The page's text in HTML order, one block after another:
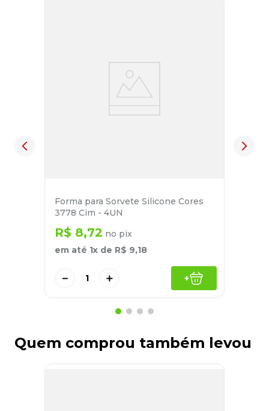
Forma para Sorvete Silicone Cores
3778 Cim - 4UN
R$ 8,72 no pix
em até 1x de R$ 9,18
＋
－ +
Quem comprou também levou